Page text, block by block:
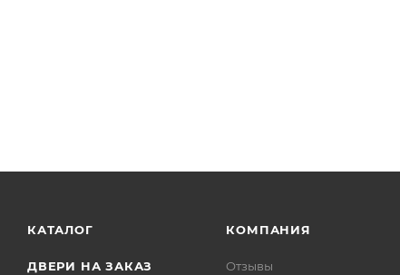
КАТАЛОГ
ДВЕРИ НА ЗАКАЗ
КОМПАНИЯ
Отзывы